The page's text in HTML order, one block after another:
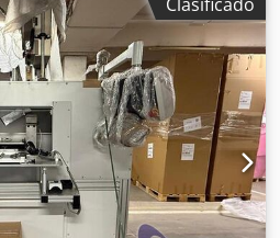
sí CON SECADOR
no Dsdpfxozq An
AGUA) aire INSTALADO EN
no CONEXIÓN 2 1/2